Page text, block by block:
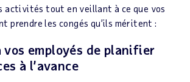
activités tout en veillant à ce que vos
prendre les congés qu’ils méritent :
vos employés de planifier
à l’avance